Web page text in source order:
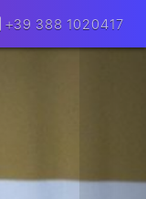
+39 388 1020417